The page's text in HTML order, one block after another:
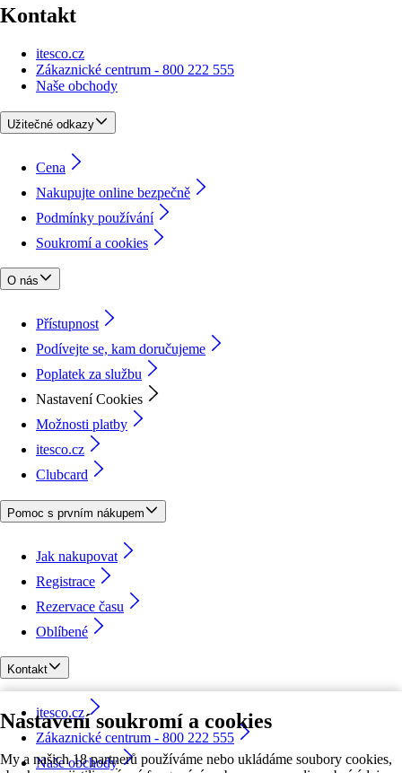
Nastavení soukromí a cookies
My a našich 18 partnerů používáme nebo ukládáme soubory cookies,
Kontakt
itesco.cz
Zákaznické centrum - 800 222 555
Naše obchody
Užitečné odkazy
Cena
Nakupujte online bezpečně
Podmínky používání
Soukromí a cookies
O nás
Přístupnost
Podívejte se, kam doručujeme
Poplatek za službu
Nastavení Cookies
Možnosti platby
itesco.cz
Clubcard
Pomoc s prvním nákupem
Jak nakupovat
Registrace
Rezervace času
Oblíbené
Kontakt
itesco.cz
Zákaznické centrum - 800 222 555
Naše obchody